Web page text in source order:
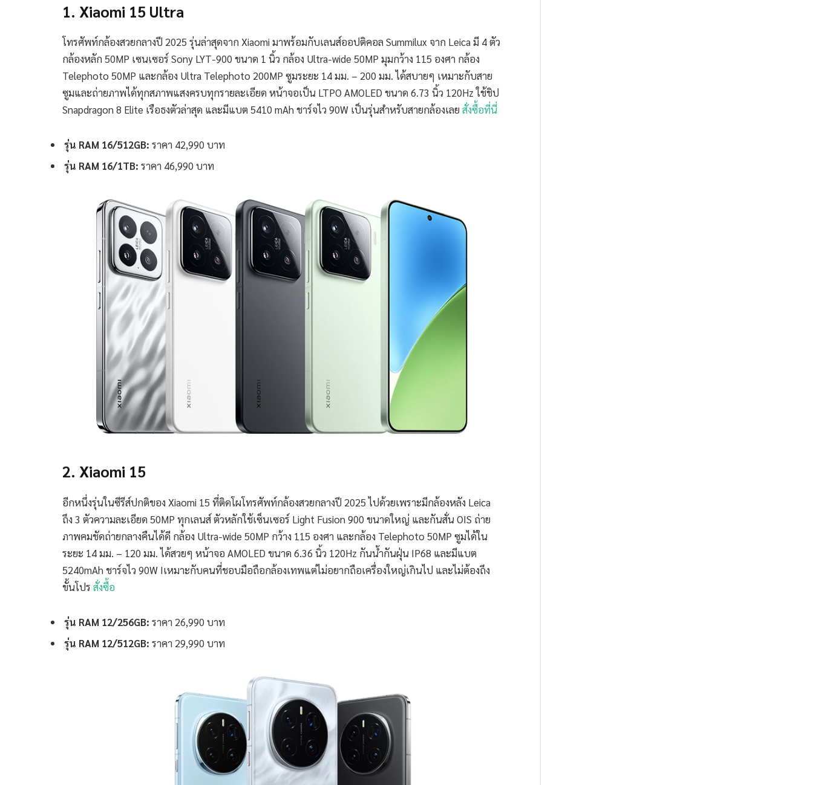
1. Xiaomi 15 Ultra
โทรศัพท์กล้องสวยกลางปี 2025 รุ่นล่าสุดจาก Xiaomi มาพร้อมกับเลนส์ออปติคอล Summilux จาก Leica มี 4 ตัว
กล้องหลัก 50MP เซนเซอร์ Sony LYT-900 ขนาด 1 นิ้ว กล้อง Ultra-wide 50MP มุมกว้าง 115 องศา กล้อง
Telephoto 50MP และกล้อง Ultra Telephoto 200MP ซูมระยะ 14 มม. – 200 มม. ได้สบายๆ เหมาะกับสาย
ซูมและถ่ายภาพได้ทุกสภาพแสงครบทุกรายละเอียด หน้าจอเป็น LTPO AMOLED ขนาด 6.73 นิ้ว 120Hz ใช้ชิป
Snapdragon 8 Elite เรือธงตัวล่าสุด และมีแบต 5410 mAh ชาร์จไว 90W เป็นรุ่นสำหรับสายกล้องเลย สั่งซื้อที่นี่
รุ่น RAM 16/512GB: ราคา 42,990 บาท
รุ่น RAM 16/1TB: ราคา 46,990 บาท
2. Xiaomi 15
อีกหนึ่งรุ่นในซีรีส์ปกติของ Xiaomi 15 ที่ติดโผโทรศัพท์กล้องสวยกลางปี 2025 ไปด้วยเพราะมีกล้องหลัง Leica
ถึง 3 ตัวความละเอียด 50MP ทุกเลนส์ ตัวหลักใช้เซ็นเซอร์ Light Fusion 900 ขนาดใหญ่ และกันสั่น OIS ถ่าย
ภาพคมชัดถ่ายกลางคืนได้ดี กล้อง Ultra-wide 50MP กว้าง 115 องศา และกล้อง Telephoto 50MP ซูมได้ใน
ระยะ 14 มม. – 120 มม. ได้สวยๆ หน้าจอ AMOLED ขนาด 6.36 นิ้ว 120Hz กันน้ำกันฝุ่น IP68 และมีแบต
5240mAh ชาร์จไว 90W Iเหมาะกับคนที่ชอบมือถือกล้องเทพแต่ไม่อยากถือเครื่องใหญ่เกินไป และไม่ต้องถึง
ขั้นโปร สั่งซื้อ
รุ่น RAM 12/256GB: ราคา 26,990 บาท
รุ่น RAM 12/512GB: ราคา 29,990 บาท